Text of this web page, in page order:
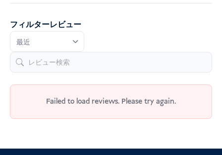
フィルターレビュー
Failed to load reviews. Please try again.